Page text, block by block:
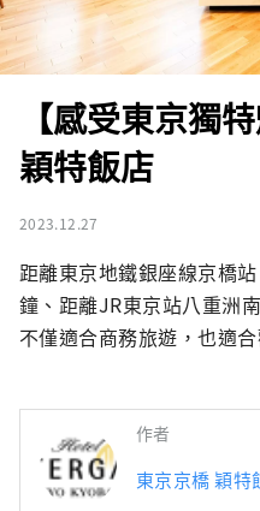
【感受東京獨
穎特飯店
2023.12.27
距離東京地鐵銀座線京橋
鐘、距離JR東京站八重洲
不僅適合商務旅遊，也適
作者
東京京橋 穎特